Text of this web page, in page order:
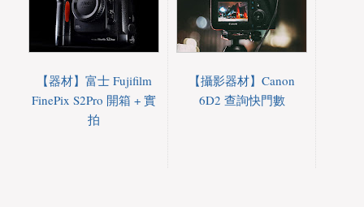
【器材】富士 Fujifilm
FinePix S2Pro 開箱 + 實
拍
【攝影器材】Canon
6D2 查詢快門數